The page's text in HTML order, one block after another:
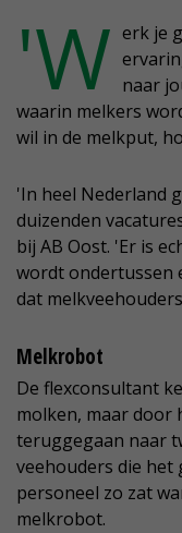
'W erk je
naar
waarin melkers
wil in de melkput,
'In heel Nederland
duizenden
bij AB Oost. 'Er is
wordt ondertussen
dat
Melkrobot
De flexconsultant
molken, maar door
teruggegaan naar
veehouders die het
personeel zo zat
melkrobot.